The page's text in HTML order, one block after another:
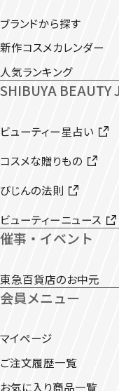
ブランドから探す
新作コスメカレンダー
人気ランキング
SHIBUYA BEAUTY
ビューティー星占い
コスメな贈りもの
びじんの法則
ビューティーニュース
催事・イベント
東急百貨店のお中元
会員メニュー
マイページ
ご注文履歴一覧
お気に入り商品一覧